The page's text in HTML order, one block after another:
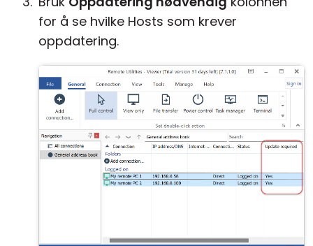
for å se hvilke Hosts som krever
oppdatering.